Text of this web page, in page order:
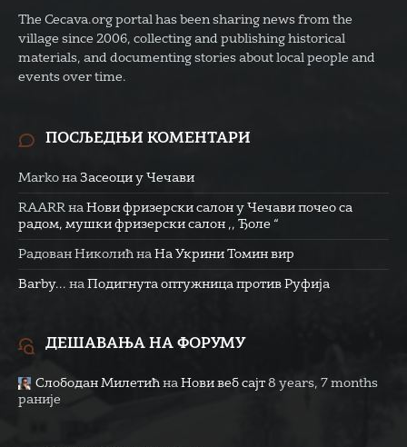
The Cecava.org portal has been sharing news from the
village since 2006, collecting and publishing historical
materials, and documenting stories about local people and
events over time.
ПОСЉЕДЊИ КОМЕНТАРИ
Marko на Засеоци у Чечави
RAARR на Нови фризерски салон у Чечави почео са
радом, мушки фризерски салон ,, Ђоле “
Радован Николић на На Укрини Томин вир
Barby... на Подигнута оптужница против Руфија
ДЕШАВАЊА НА ФОРУМУ
Слободан Милетић на Нови веб сајт 8 years, 7 months
раније